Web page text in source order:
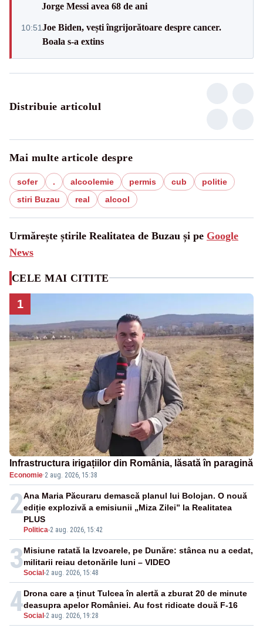
Jorge Messi avea 68 de ani
10:51Joe Biden, vești îngrijorătoare despre cancer.
Boala s-a extins
Distribuie articolul
Mai multe articole despre
sofer . alcoolemie permis cub
politie
stiri Buzau
real alcool
Urmărește știrile Realitatea de Buzau și pe Google
News
CELE MAI CITITE
1
Infrastructura irigațiilor din România, lăsată în paragină
Economie·2 aug. 2026, 15:38
2
Politica-2 aug. 2026, 15:42
Ana Maria Păcuraru demască planul lui Bolojan. O nouă
ediție explozivă a emisiunii „Miza Zilei” la Realitatea
PLUS
3Social -2 aug. 2026, 15:48
Misiune ratată la Izvoarele, pe Dunăre: stânca nu a cedat,
militarii reiau detonările luni – VIDEO
4Social -2 aug. 2026, 19:28
Drona care a ținut Tulcea în alertă a zburat 20 de minute
deasupra apelor României. Au fost ridicate două F-16